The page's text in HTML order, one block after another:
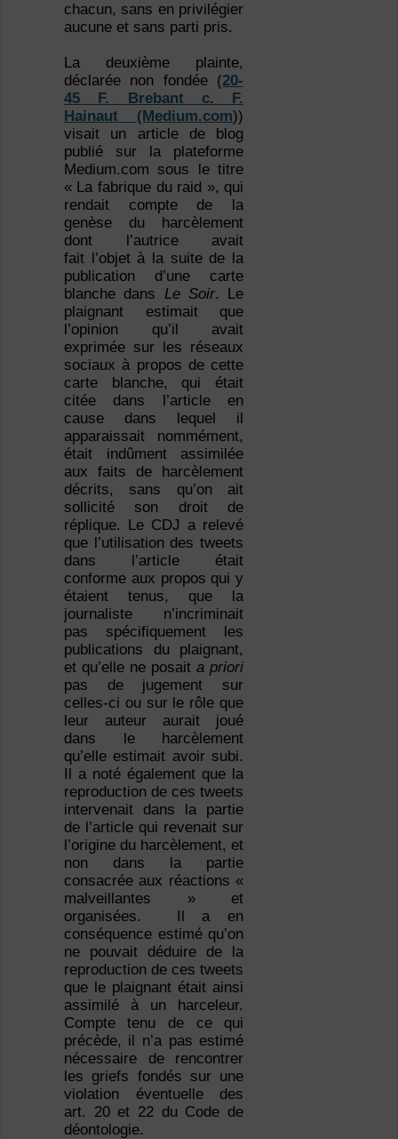
chacun, sans en privilégier
aucune et sans parti pris.
La deuxième plainte,
déclarée non fondée (20-
45 F. Brebant c. F.
Hainaut (Medium.com))
visait un article de blog
publié sur la plateforme
Medium.com sous le titre
« La fabrique du raid », qui
rendait compte de la
genèse du harcèlement
dont l’autrice avait
fait l’objet à la suite de la
publication d’une carte
blanche dans Le Soir. Le
plaignant estimait que
l’opinion qu’il avait
exprimée sur les réseaux
sociaux à propos de cette
carte blanche, qui était
citée dans l’article en
cause dans lequel il
apparaissait nommément,
était indûment assimilée
aux faits de harcèlement
décrits, sans qu’on ait
sollicité son droit de
réplique. Le CDJ a relevé
que l’utilisation des tweets
dans l’article était
conforme aux propos qui y
étaient tenus, que la
journaliste n’incriminait
pas spécifiquement les
publications du plaignant,
et qu’elle ne posaita priori
pas de jugement sur
celles-ci ou sur le rôle que
leur auteur aurait joué
dans le harcèlement
qu’elle estimait avoir subi.
Il a noté également que la
reproduction de ces tweets
intervenait dans la partie
de l’article qui revenait sur
l’origine du harcèlement, et
non dans la partie
consacrée aux réactions «
malveillantes » et
organisées. Il a en
conséquence estimé qu’on
ne pouvait déduire de la
reproduction de ces tweets
que le plaignant était ainsi
assimilé à un harceleur.
Compte tenu de ce qui
précède, il n’a pas estimé
nécessaire de rencontrer
les griefs fondés sur une
violation éventuelle des
art. 20 et 22 du Code de
déontologie.